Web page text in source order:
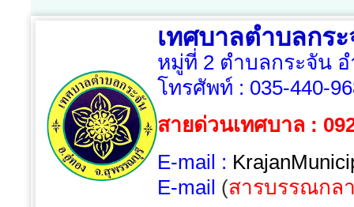
เทศบาลตำบลกร
หมู่ที่ 2 ตำบลกระจัน
โทรศัพท์ : 035-440-
สายด่วนเทศบาล :
E-mail :
E-mail (สารบรรณกล